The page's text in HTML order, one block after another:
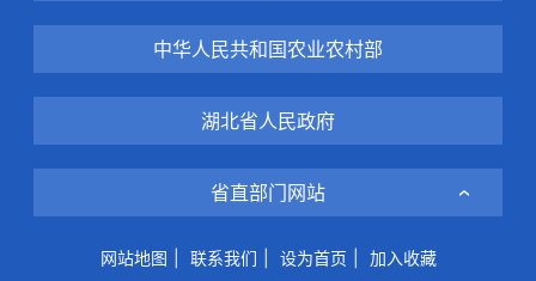
中华人民共和国农业农村部
湖北省人民政府
省直部门网站
网站地图 联系我们 设为首页
加入收藏